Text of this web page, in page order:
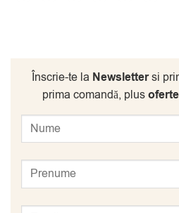
Înscrie-te la Newslettersi
prima comandă, plus